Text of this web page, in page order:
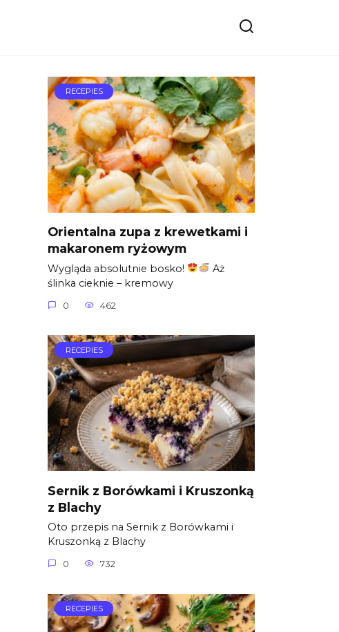
RECEPIES
Orientalna zupa z krewetkami i
makaronem ryżowym
Wygląda absolutnie bosko!
Aż
ślinka cieknie – kremowy
0 462
RECEPIES
Sernik z Borówkami i Kruszonką
z Blachy
Oto przepis na Sernik z Borówkami i
Kruszonką z Blachy
0 732
RECEPIES